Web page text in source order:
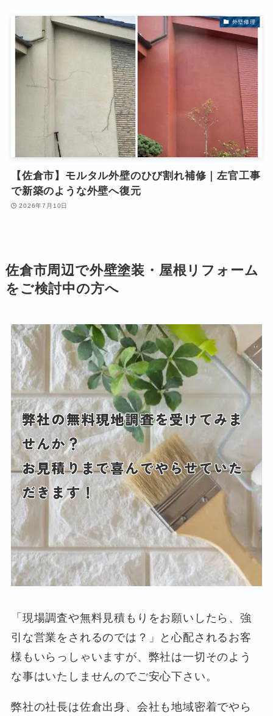
外壁修理
【佐倉市】モルタル外壁のひび割れ補修｜左官工事
で新築のような外壁へ復元
2026年7月10日
佐倉市周辺で外壁塗装・屋根リフォーム
をご検討中の方へ
弊社の無料現地調査を受けてみま
せんか？
お見積りまで喜んでやらせていた
だきます！
「現場調査や無料見積もりをお願いしたら、強
引な営業をされるのでは？」と心配されるお客
様もいらっしゃいますが、弊社は一切そのよう
な事はいたしませんのでご安心下さい。
弊社の社長は佐倉出身、会社も地域密着でやら